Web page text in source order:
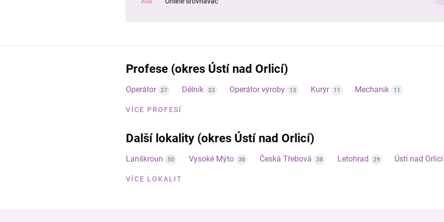
Profese (okres Ústí nad Orlicí)
Operátor 27 Dělník 23 Operátor výroby 13 Kurýr 11 Mechanik 11
VÍCE PROFESÍ
Další lokality (okres Ústí nad Orlicí)
Lanškroun 50 Vysoké Mýto 38 Česká Třebová 38 Letohrad 29 Ústí nad Orlicí
VÍCE LOKALIT